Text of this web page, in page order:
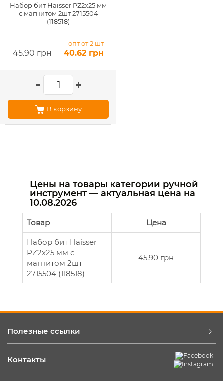
Набор бит Haisser PZ2x25 мм
с магнитом 2шт 2715504
(118518)
45.90 грн
опт от 2 шт
40.62 грн
В корзину
Цены на товары категории ручной
инструмент — актуальная цена на
10.08.2026
Товар Цена
Набор бит Haisser
PZ2x25 мм с
магнитом 2шт
2715504 (118518)
45.90 грн
Полезные ссылки
Контакты